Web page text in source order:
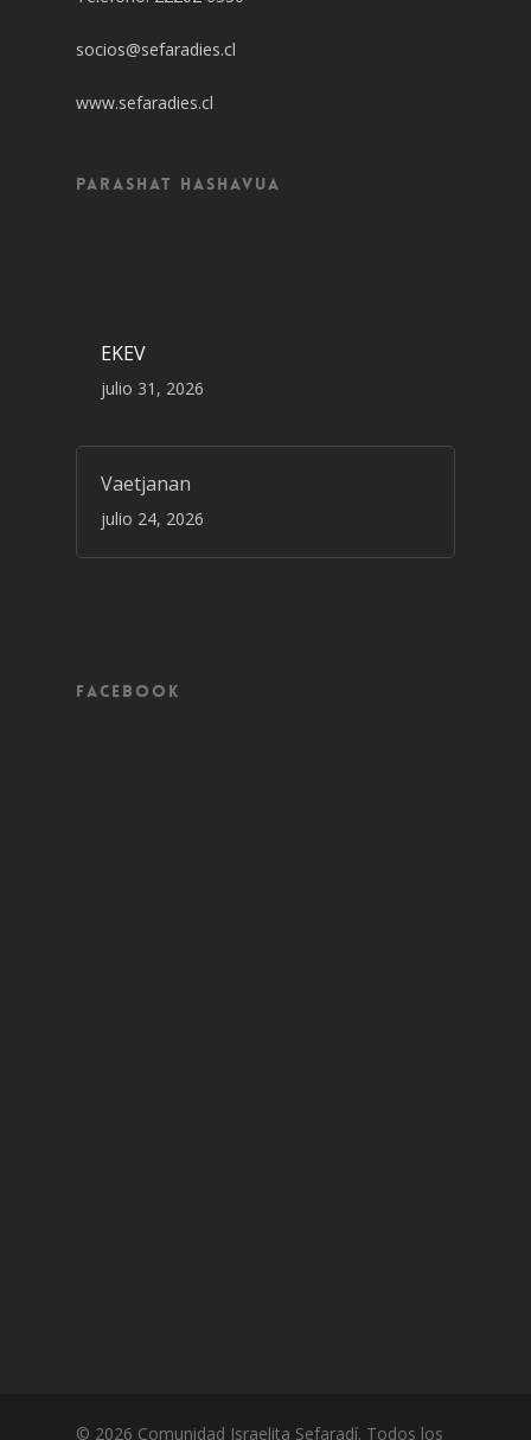
socios@sefaradies.cl
www.sefaradies.cl
Parashat Hashavua
EKEV
julio 31, 2026
Vaetjanan
julio 24, 2026
Facebook
© 2026 Comunidad Israelita Sefaradí. Todos los